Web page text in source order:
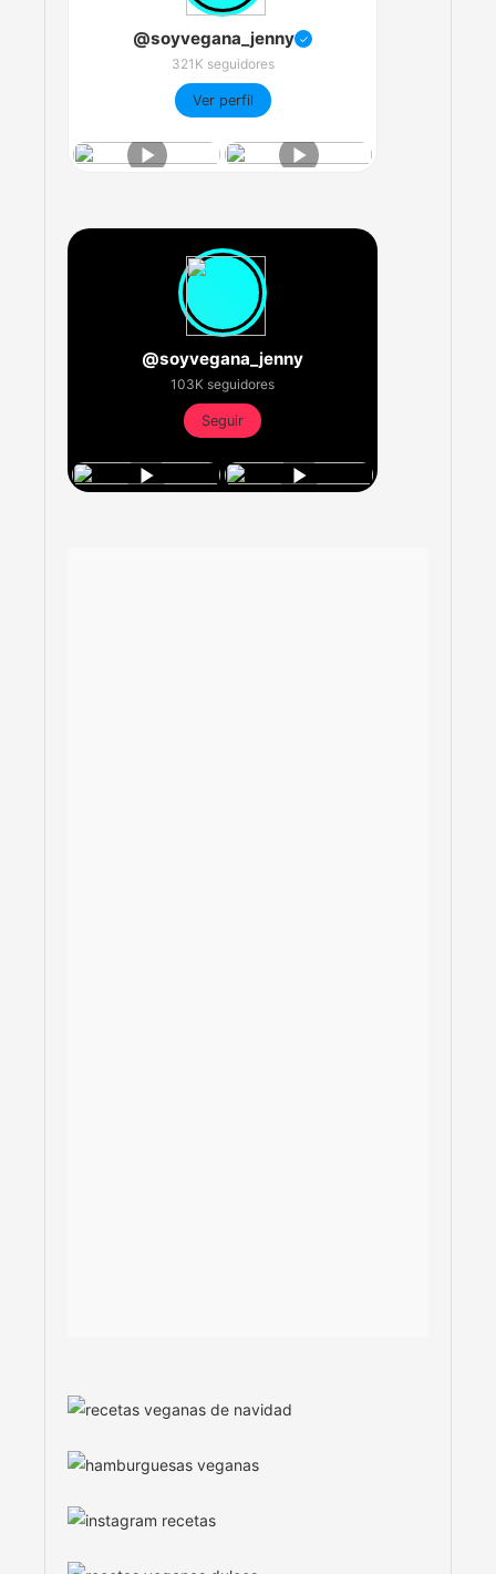
@soyvegana_jenny ✓
321K seguidores
Ver perfil
@soyvegana_jenny
103K seguidores
Seguir